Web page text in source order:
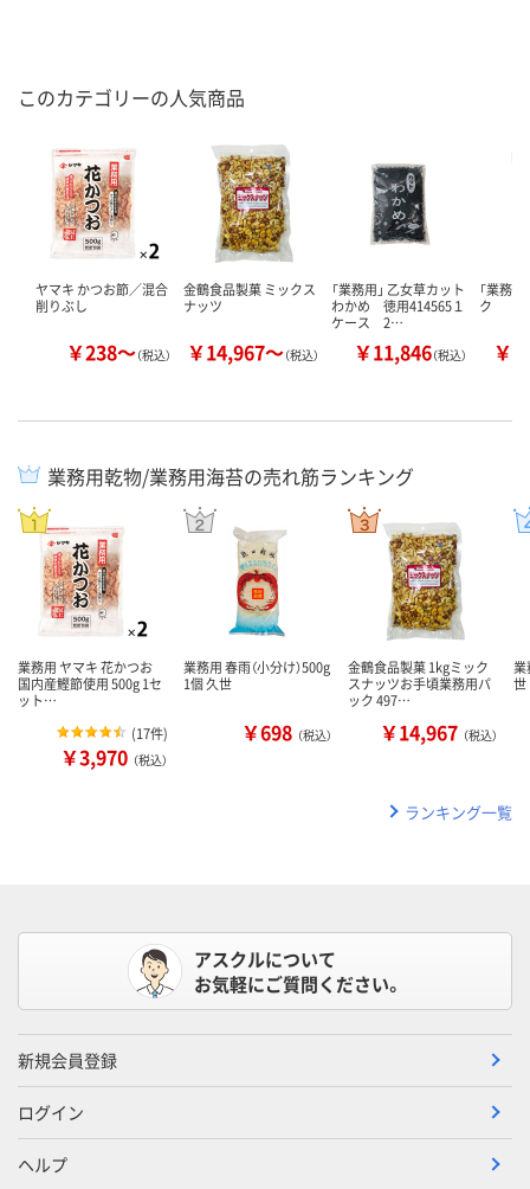
このカテゴリーの人気商品
ヤマキ かつお節／混合
削りぶし
￥238～（税込）
金鶴食品製菓 ミックス
ナッツ
￥14,967～（税込）
「業務用」 乙女草カット
わかめ 徳用414565１
ケース 2…
￥11,846（税込）
「業務
ク
￥
業務用乾物/業務用海苔の売れ筋ランキング
業務用 ヤマキ 花かつお
国内産鰹節使用 500g 1セ
ット…
(17件)
￥3,970 （税込）
業務用 春雨（小分け）500g
1個 久世
￥698 （税込）
金鶴食品製菓 1kgミック
スナッツお手頃業務用パ
ック 497…
￥14,967 （税込）
業
世
ランキング一覧
アスクルについて
お気軽にご質問ください。
新規会員登録
ログイン
ヘルプ